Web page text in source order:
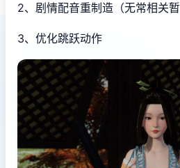
2、剧情配音重制造（无常相关暂
3、优化跳跃动作